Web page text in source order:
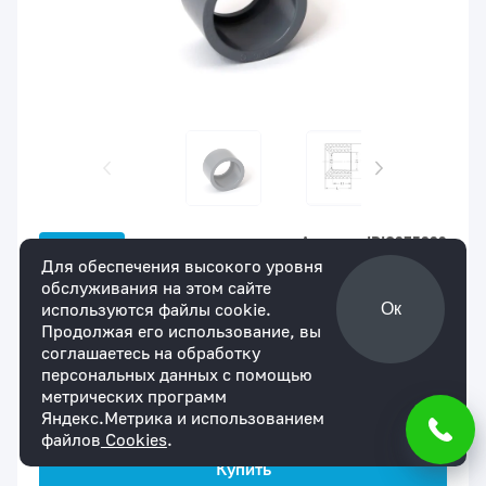
Артикул: IDIC075063
Переходное кольцо ХПВХ IPS (Model A)
PN16 75x63
для юр. лиц
1638,73 ₽
для физ. лиц
По запросу
Мы уверены в надежности нашей продукции.
На все товары действует гарантия сроком 1
год.
Купить
Для обеспечения высокого уровня
обслуживания на этом сайте
используются файлы cookie.
Продолжая его использование, вы
соглашаетесь на обработку
персональных данных с помощью
метрических программ
Яндекс.Метрика и использованием
файлов Cookies.
Ок